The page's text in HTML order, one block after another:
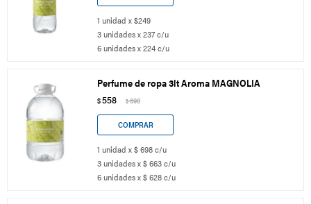
1 unidad x $249
3 unidades x 237 c/u
6 unidades x 224 c/u
Perfume de ropa 3lt Aroma MAGNOLIA
$558 $698
1 unidad x $ 698 c/u
3 unidades x $ 663 c/u
6 unidades x $ 628 c/u